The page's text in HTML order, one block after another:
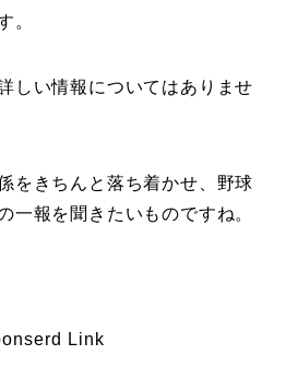
。
しい情報についてはありませ
をきちんと落ち着かせ、野球
一報を聞きたいものですね。
Link